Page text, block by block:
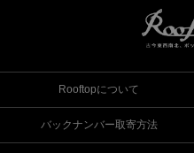
Rooftopについて
バックナンバー取寄方法